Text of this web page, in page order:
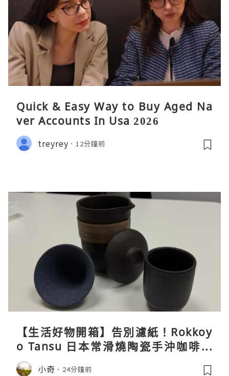
Quick & Easy Way to Buy Aged Na
ver Accounts In Usa 2026
treyrey 12分鐘前
【生活好物開箱】告別濾紙！Rokkoy
o Tansu 日本常滑燒陶瓷手沖咖啡組
親身試用＆真實評價
小奇 24分鐘前